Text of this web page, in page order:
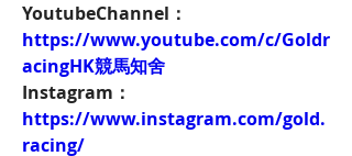
YoutubeChannel：
https://www.youtube.com/c/Goldr
acingHK競馬知舍
Instagram：
https://www.instagram.com/gold.
racing/